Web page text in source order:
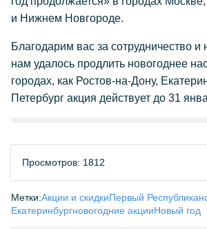
и Нижнем Новгороде.
Благодарим вас за сотрудничество и
нам удалось продлить новогоднее
городах, как Ростов-на-Дону,
Петербург акция действует до 31
Просмотров: 1812
Метки:Акции и скидкиПервый
Екатеринбургновогодние акцииНовый год